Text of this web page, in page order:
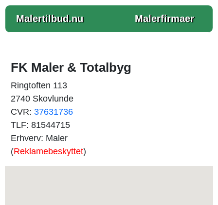
Malertilbud.nu Malerfirmaer
FK Maler & Totalbyg
Ringtoften 113
2740 Skovlunde
CVR: 37631736
TLF: 81544715
Erhverv: Maler
(Reklamebeskyttet)